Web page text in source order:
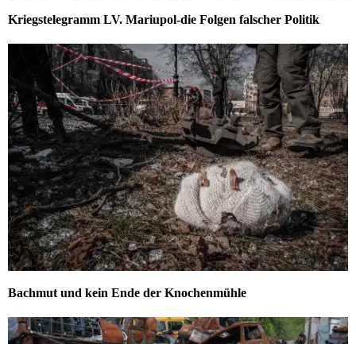
Kriegstelegramm LV. Mariupol-die Folgen falscher Politik
Bachmut und kein Ende der Knochenmühle